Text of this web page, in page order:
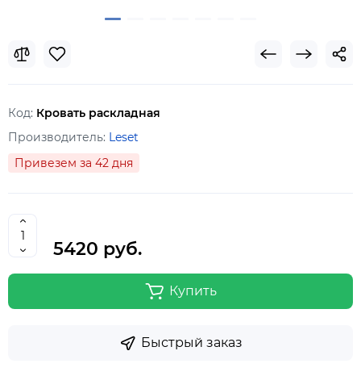
Код: Кровать раскладная
Производитель: Leset
Привезем за 42 дня
5420 руб.
Купить
Быстрый заказ